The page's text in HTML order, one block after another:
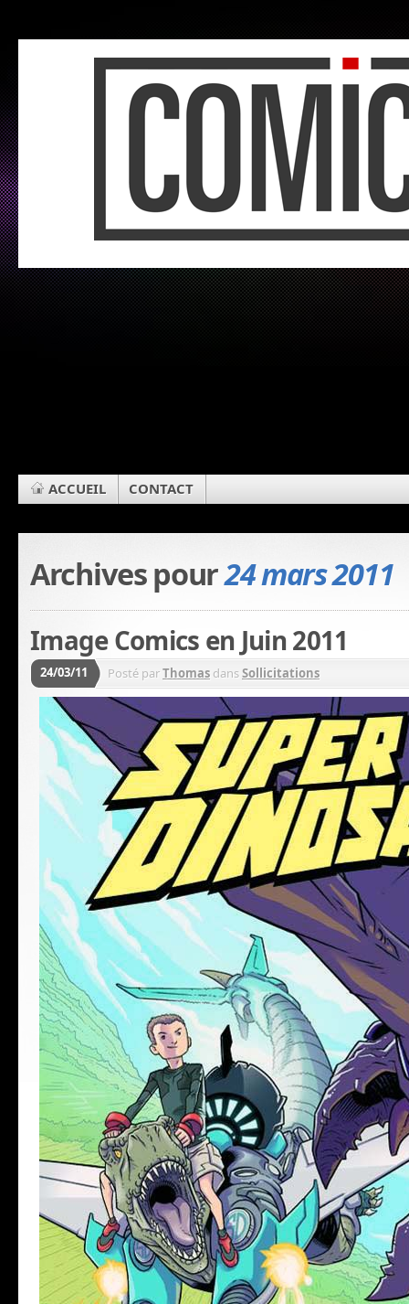
ACCUEIL CONTACT
Archives pour24 mars 2011
Image Comics en Juin 2011
24/03/11 Posté parThomas dansSollicitations